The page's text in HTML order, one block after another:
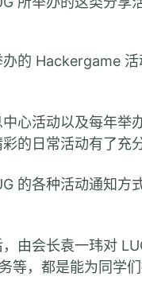
的 Hackergame
心活动以及每年
的日常活动有了充
的各种活动通知
由会长袁一玮对
等，都是能为同学们